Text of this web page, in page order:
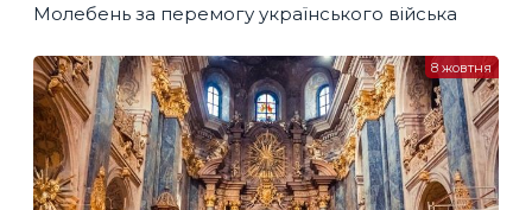
Молебень за перемогу українського війська
8 жовтня